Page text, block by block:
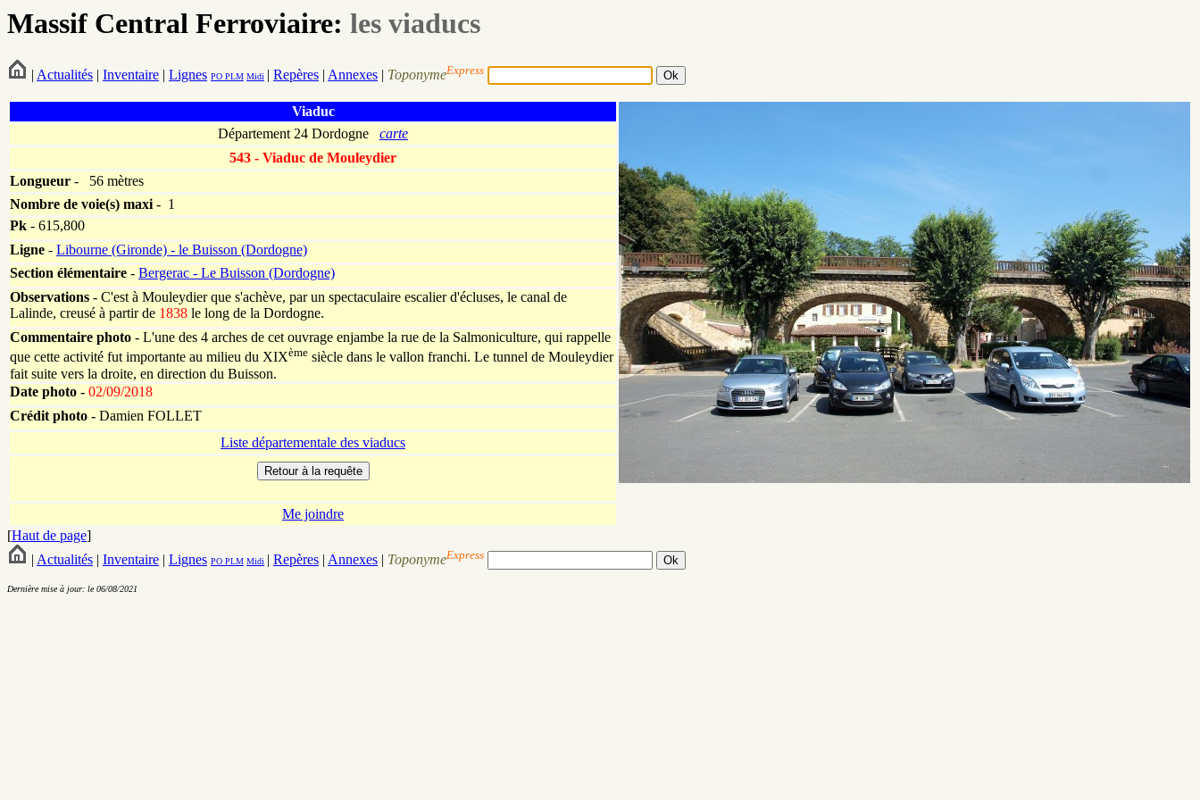
Massif Central Ferroviaire: les viaducs
| Actualités | Inventaire | Lignes PO PLM Midi | Repères | Annexes | ToponymeExpress
Viaduc
Département 24 Dordogne carte
543 - Viaduc de Mouleydier
Longueur -
56 mètres
Nombre de voie(s) maxi- 1
Pk - 615,800
Ligne - Libourne (Gironde) - le Buisson (Dordogne)
Section élémentaire - Bergerac - Le Buisson (Dordogne)
Observations - C'est à Mouleydier que s'achève, par un spectaculaire escalier d'écluses, le canal de
Lalinde, creusé à partir de 1838 le long de la Dordogne.
Commentaire photo - L'une des 4 arches de cet ouvrage enjambe la rue de la Salmoniculture, qui rappelle
que cette activité fut importante au milieu du XIXème siècle dans le vallon franchi. Le tunnel de Mouleydier
fait suite vers la droite, en direction du Buisson.
Date photo - 02/09/2018
Crédit photo - Damien FOLLET
Liste départementale des viaducs
Me joindre
[Haut de page]
| Actualités | Inventaire | Lignes PO PLM Midi | Repères | Annexes | ToponymeExpress
Dernière mise à jour: le 06/08/2021